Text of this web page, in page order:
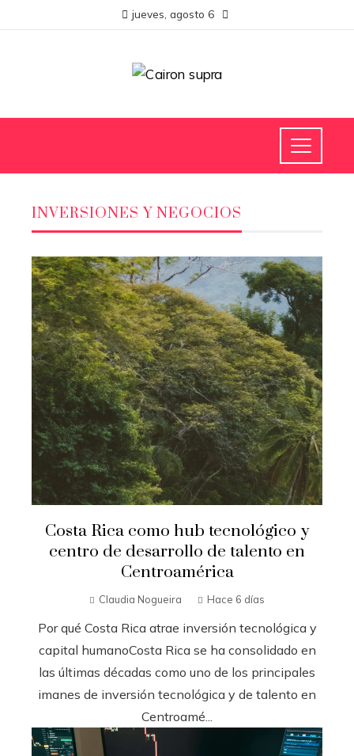
jueves, agosto 6
INVERSIONES Y NEGOCIOS
Costa Rica como hub tecnológico y
centro de desarrollo de talento en
Centroamérica
Claudia Nogueira Hace 6 días
Por qué Costa Rica atrae inversión tecnológica y
capital humanoCosta Rica se ha consolidado en
las últimas décadas como uno de los principales
imanes de inversión tecnológica y de talento en
Centroamé...